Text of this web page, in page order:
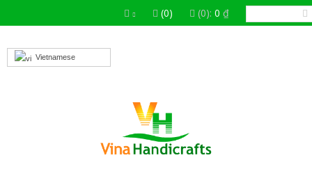
(0) (0): 0 ₫
Vietnamese